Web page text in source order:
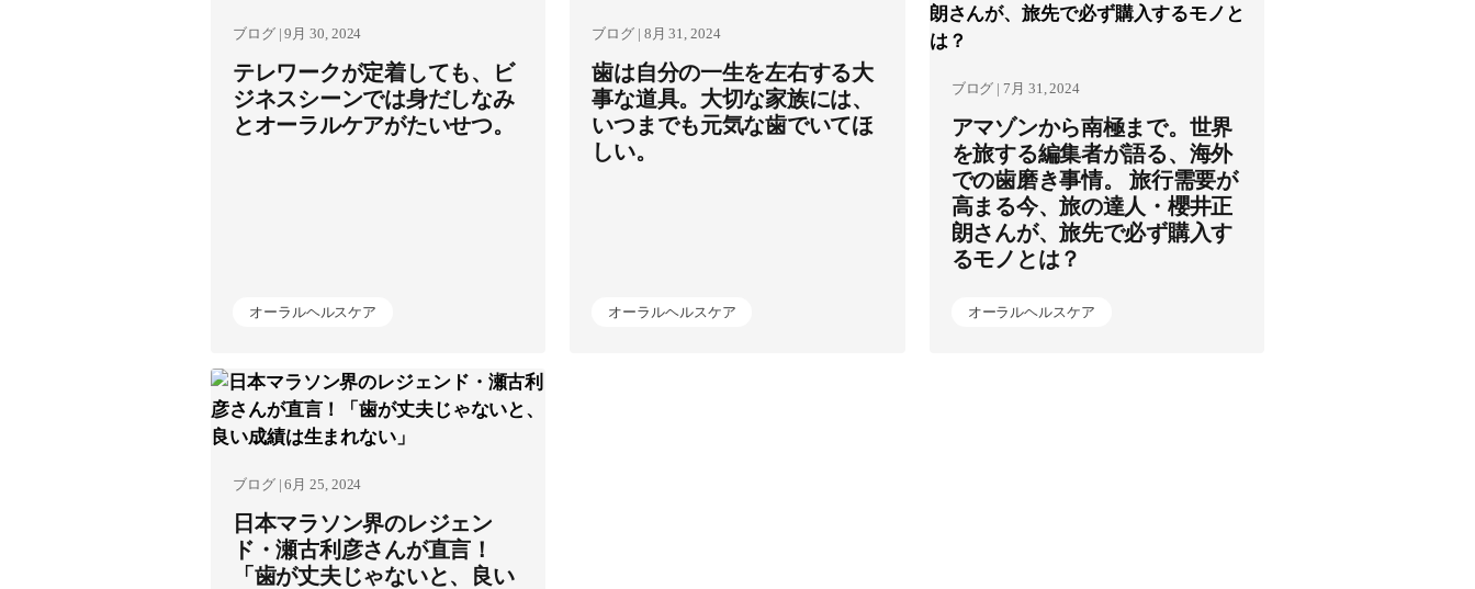
ブログ | 9月 30, 2024
テレワークが定着しても、ビ
ジネスシーンでは身だしなみ
とオーラルケアがたいせつ。
オーラルヘルスケア
ブログ | 8月 31, 2024
歯は自分の一生を左右する大
事な道具。大切な家族には、
いつまでも元気な歯でいてほ
しい。
オーラルヘルスケア
ブログ | 7月 31, 2024
アマゾンから南極まで。世界
を旅する編集者が語る、海外
での歯磨き事情。 旅行需要が
高まる今、旅の達人・櫻井正
朗さんが、旅先で必ず購入す
るモノとは？
オーラルヘルスケア
ブログ | 6月 25, 2024
日本マラソン界のレジェン
ド・瀬古利彦さんが直言！
「歯が丈夫じゃないと、良い